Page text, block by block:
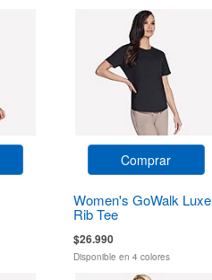
Comprar
Women's GoWalk Luxe
Rib Tee
$26.990
Disponible en 4 colores